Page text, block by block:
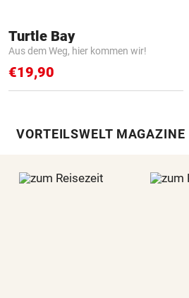
Turtle Bay
Aus dem Weg, hier kommen wir!
€19,90
VORTEILSWELT MAGAZINE